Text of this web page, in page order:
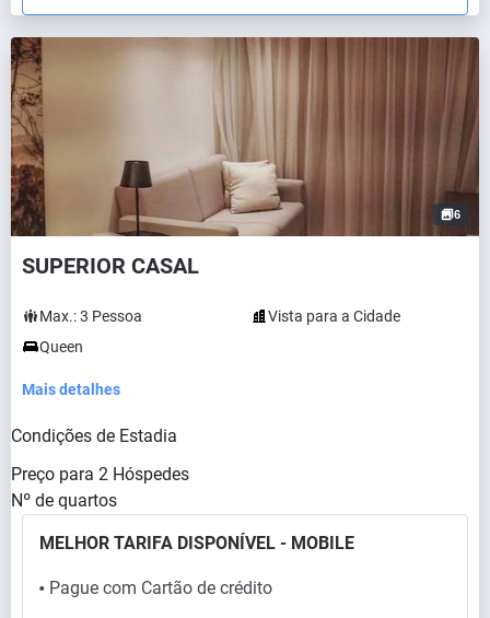
6
SUPERIOR CASAL
Max.:3 Pessoa
Vista para a Cidade
Queen
Mais detalhes
Condições de Estadia
Preço para 2 Hóspedes
Nº de quartos
MELHOR TARIFA DISPONÍVEL - MOBILE
⬤ Pague com Cartão de crédito